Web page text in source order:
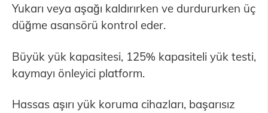
Yukarı veya aşağı kaldırırken ve durdururken üç
düğme asansörü kontrol eder.
Büyük yük kapasitesi, 125% kapasiteli yük testi,
kaymayı önleyici platform.
Hassas aşırı yük koruma cihazları, başarısız